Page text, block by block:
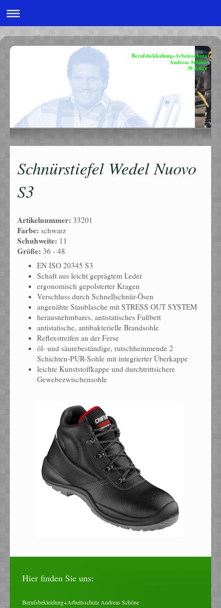
Berufsbekleidung+Arbeitsschutz
Andreas Schöne
30 Jahre
Schnürstiefel Wedel Nuovo
S3
Artikelnummer: 33201
Farbe: schwarz
Schuhweite: 11
Größe: 36 - 48
EN ISO 20345 S3
Schaft aus leicht geprägtem Leder
ergonomisch gepolsterter Kragen
Verschluss durch Schnellschnür-Ösen
angenähte Staublasche mit STRESS OUT SYSTEM
herausnehmbares, antistatisches Fußbett
antistatische, antibakterielle Brandsohle
Reflexstreifen an der Ferse
öl- und säurebeständige, rutschhemmende 2
Schichten-PUR-Sohle mit integrierter Überkappe
leichte Kunststoffkappe und durchtrittsichere
Gewebezwischensohle
Hier finden Sie uns:
Berufsbekleidung+Arbeitsschutz Andreas Schöne